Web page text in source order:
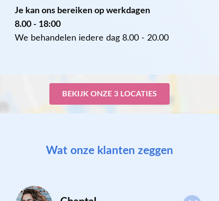
Je kan ons bereiken op werkdagen
8.00 - 18:00
We behandelen iedere dag 8.00 - 20.00
BEKIJK ONZE 3 LOCATIES
Wat onze klanten zeggen